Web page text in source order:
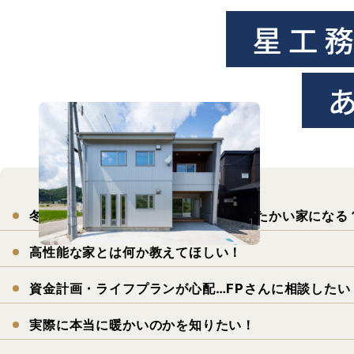
冬あったかい家にしたい！本当にあったかい家になる
高性能な家とは何か教えてほしい！
資金計画・ライフプランが心配…FPさんに相談したい
実際に本当に暖かいのかを知りたい！